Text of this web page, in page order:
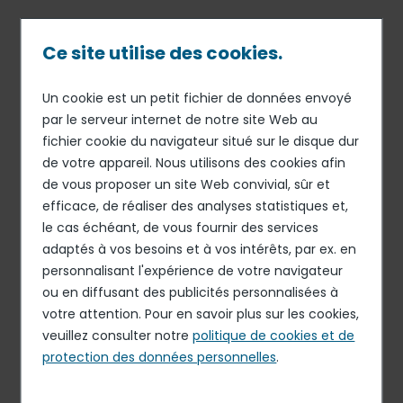
principal
Fil
d'Ariane
08 JAN 18 RESTAURATION DE CONCESSION
Areas renforce sa présence
au Mexique avec 10
nouveaux points de vente à
l’aéroport de Guadalajara
Areas, la marque mondiale de restauration de
concession d’Elior Group, a remporté un contrat de cinq
ans portant sur la gestion de dix restaurants au sein de
l’aéroport international de Guadalajara au Mexique. Avec
Ce site utilise des cookies.
Un cookie est un petit fichier de données envoyé
par le serveur internet de notre site Web au
fichier cookie du navigateur situé sur le disque dur
de votre appareil. Nous utilisons des cookies afin
de vous proposer un site Web convivial, sûr et
efficace, de réaliser des analyses statistiques et,
le cas échéant, de vous fournir des services
adaptés à vos besoins et à vos intérêts, par ex. en
personnalisant l'expérience de votre navigateur
ou en diffusant des publicités personnalisées à
votre attention. Pour en savoir plus sur les cookies,
veuillez consulter notrepolitique de cookies et de
protection des données personnelles.